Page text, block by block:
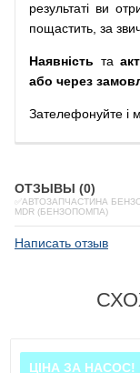
результаті ви
пощастить, за
Наявність та
або через
Зателефонуйте і
ОТЗЫВЫ (0)
✅АВТОЗАПЧАСТИНА
MDR (БЕНЗОПОМПА)
Написать отзыв
ЦІНА ЗА НАСОС!